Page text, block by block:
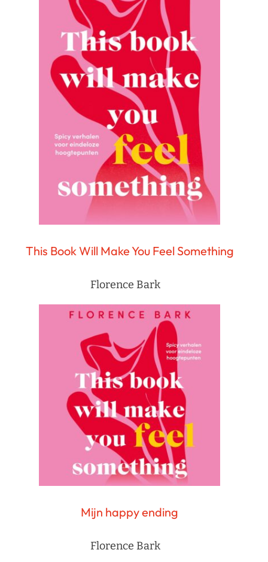
This Book Will Make You Feel Something
Florence Bark
Mijn happy ending
Florence Bark